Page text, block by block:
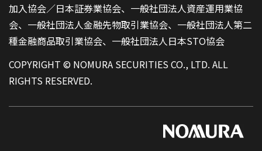
加入協会／日本証券業協会、一般社団法人資産運用業協
会、一般社団法人金融先物取引業協会、一般社団法人第二
種金融商品取引業協会、一般社団法人日本STO協会
COPYRIGHT © NOMURA SECURITIES CO., LTD. ALL
RIGHTS RESERVED.